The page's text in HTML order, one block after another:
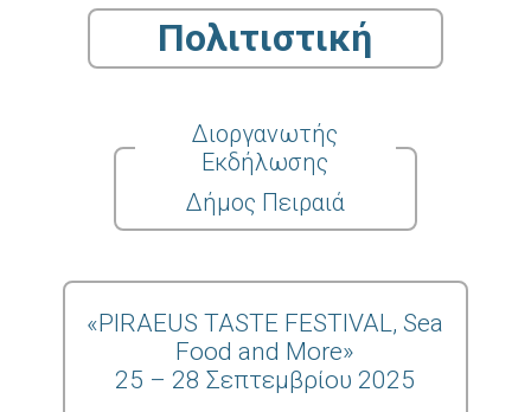
Πολιτιστική
Διοργανωτής
Εκδήλωσης
Δήμος Πειραιά
«PIRAEUS TASTE FESTIVAL, Sea
Food and More»
25 – 28 Σεπτεμβρίου 2025